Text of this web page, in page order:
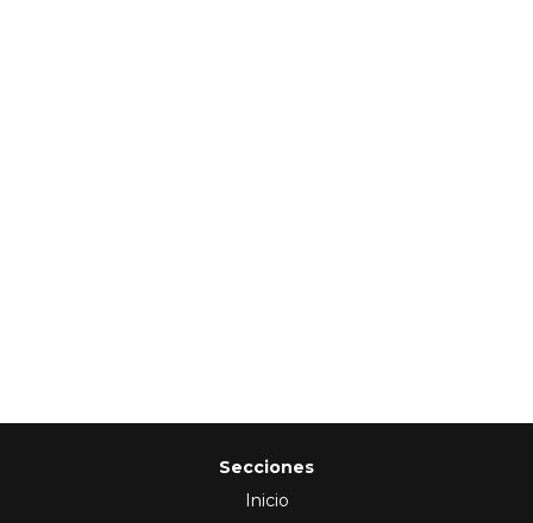
Secciones
Inicio